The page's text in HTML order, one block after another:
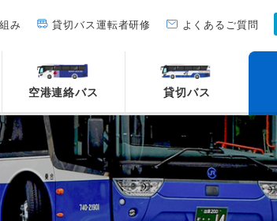
み 貸切バス運転者研修 よくあるご質問
空港連絡バス 貸切バス